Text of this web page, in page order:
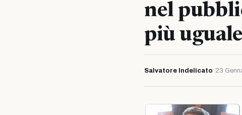
nel
più
Salvatore Indelicato · 23